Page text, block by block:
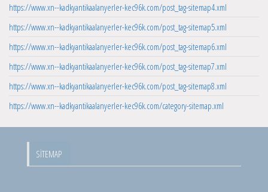
https://www.xn--kadkyantikaalanyerler-kec96k.com/post_tag-sitemap4.xml
https://www.xn--kadkyantikaalanyerler-kec96k.com/post_tag-sitemap5.xml
https://www.xn--kadkyantikaalanyerler-kec96k.com/post_tag-sitemap6.xml
https://www.xn--kadkyantikaalanyerler-kec96k.com/post_tag-sitemap7.xml
https://www.xn--kadkyantikaalanyerler-kec96k.com/post_tag-sitemap8.xml
https://www.xn--kadkyantikaalanyerler-kec96k.com/category-sitemap.xml
SITEMAP